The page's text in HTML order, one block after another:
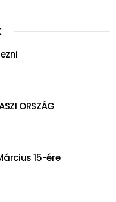
ORSZÁG
15-ére